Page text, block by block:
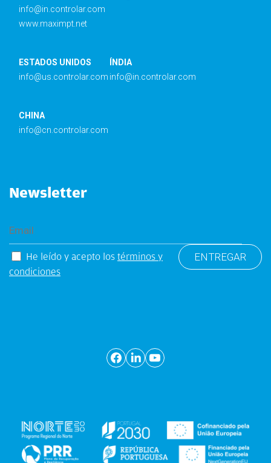
info@in.controlar.com
www.maximpt.net
ESTADOS UNIDOS
info@us.controlar.com
ÍNDIA
info@in.controlar.com
CHINA
info@cn.controlar.com
Newsletter
He leído y acepto los términos y
condiciones